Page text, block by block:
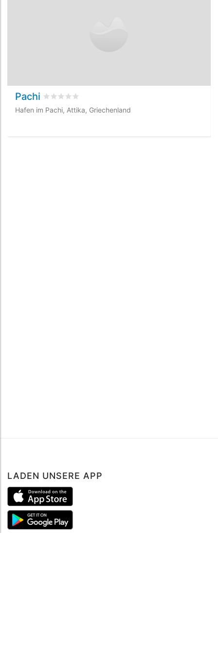
Pachi bewertet0
Hafen im Pachi, Attika, Griechenland
LADEN UNSERE APP